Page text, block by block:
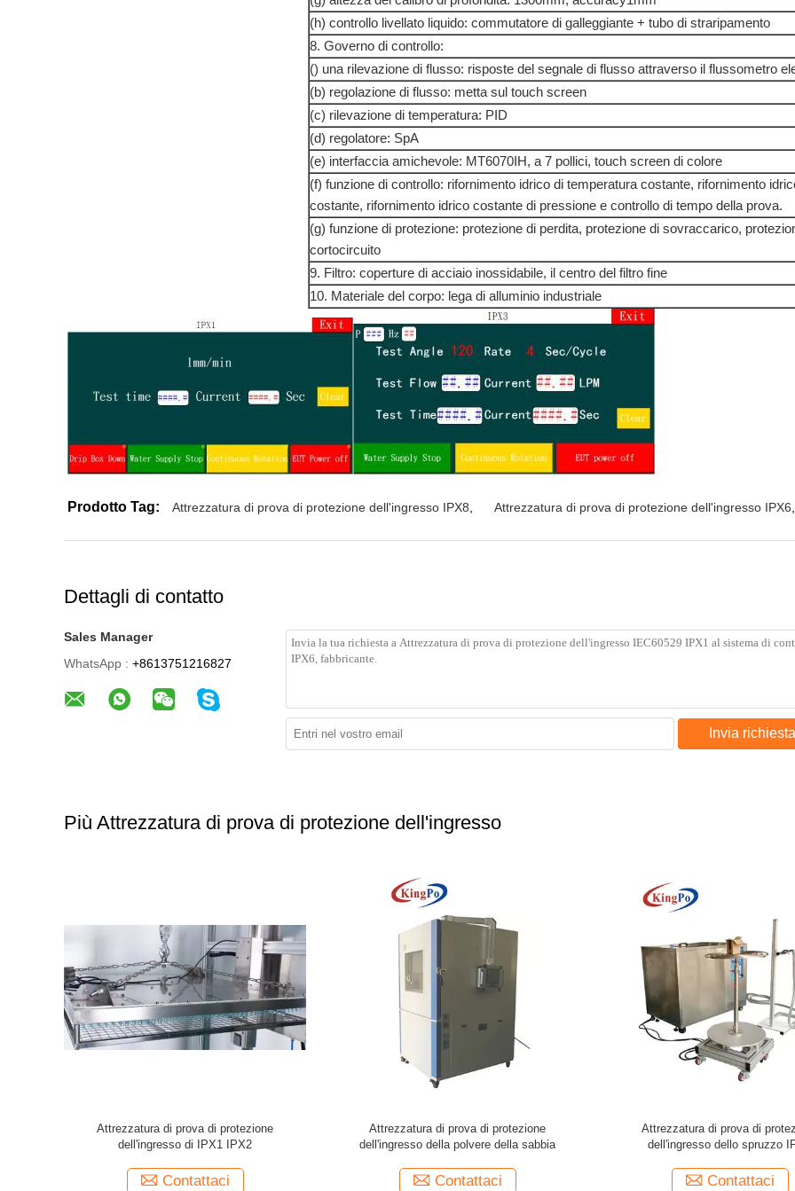
(h) controllo livellato liquido: commutatore di galleggiante + tubo di straripamento
8. Governo di controllo:
() una rilevazione di flusso: risposte del segnale di flusso attraverso il flussometro
(b) regolazione di flusso: metta sul touch screen
(c) rilevazione di temperatura: PID
(d) regolatore: SpA
(e) interfaccia amichevole: MT6070IH, a 7 pollici, touch screen di colore
(f) funzione di controllo: rifornimento idrico di temperatura costante, rifornimento
costante, rifornimento idrico costante di pressione e controllo di tempo della prova.
(g) funzione di protezione: protezione di perdita, protezione di sovraccarico,
cortocircuito
9. Filtro: coperture di acciaio inossidabile, il centro del filtro fine
10. Materiale del corpo: lega di alluminio industriale
Prodotto Tag: Attrezzatura di prova di protezione dell'ingresso IPX8 Attrezzatura di prova di protezione dell'ingresso IPX6
Dettagli di contatto
Sales Manager
WhatsApp : +8613751216827
Invia richiesta
Più Attrezzatura di prova di protezione dell'ingresso
Carro armato di acciaio inossidabile
dell'attrezzatura di prova di immersione
Contattaci
Controllo impermeabile dello SpA
dell'attrezzatura di prova di protezione
Contattaci
Acqua Jet Test Set 550L di
IPX5 IPX6 con l'impianto di
Contattaci